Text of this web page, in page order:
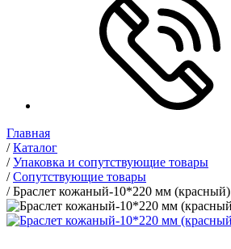
Главная
/Каталог
/Упаковка и сопутствующие товары
/Сопутствующие товары
/Браслет кожаный-10*220 мм (красный)